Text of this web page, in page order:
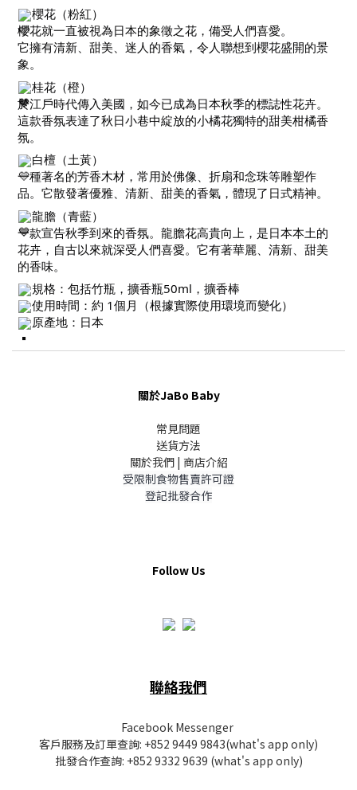
櫻花（粉紅）
櫻花就一直被視為日本的象徵之花，備受人們喜愛。
它擁有清新、甜美、迷人的香氣，令人聯想到櫻花盛開的景
象。
桂花（橙）
於江戶時代傳入美國，如今已成為日本秋季的標誌性花卉。
這款香氛表達了秋日小巷中綻放的小橘花獨特的甜美柑橘香
氛。
白檀（土黃）
一種著名的芳香木材，常用於佛像、折扇和念珠等雕塑作
品。它散發著優雅、清新、甜美的香氣，體現了日式精神。
龍膽（青藍）
一款宣告秋季到來的香氛。龍膽花高貴向上，是日本本土的
花卉，自古以來就深受人們喜愛。它有著華麗、清新、甜美
的香味。
規格：包括竹瓶，擴香瓶50ml，擴香棒
使用時間：約 1個月（根據實際使用環境而變化）
原產地：日本
關於JaBo Baby
常見問題
送貨方法
關於我們 | 商店介紹
受限制食物售賣許可證
登記批發合作
Follow Us
聯絡我們
Facebook Messenger
客戶服務及訂單查詢: +852 9449 9843(what's app only)
批發合作查詢: +852 9332 9639 (what's app only)